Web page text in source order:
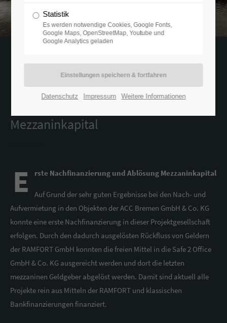
18.02.2022 09:49 von Ramfort
Mezzaninkapital
E rste Nachfinanzierung und Ablösung Mezzaninkapital
Auf Grund der sehr guten Ergebnisse bei den Nach- und
Aufvermietung in den Objekten der ACC Bremen GmbH & Co. KG
konnte eine erste Nachfinanzierung in dieser Projektgesellschaft
erfolgen. Durch den dadurch ausgelösten Rückfluss von Geldern
der RAMFORT GmbH konnten die freien Mittel in die Safe 2 Office
GmbH & Co. KG ausgereicht werden und dort die letzten
mezzaninen Geldgeber abgelöst werden. Damit sind aktuell alle
Projekte rein aus Mitteln der RAMFORT und klassischen
Bankfinanzierungen finanziert.
Statistik
Es werden notwendige Cookies, Google Fonts,
Google Maps, OpenStreetMap, Youtube und
Google Analytics geladen
Datenschutz Impressum Weitere Informationen